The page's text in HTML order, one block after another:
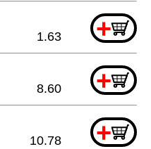
+
1.63
+
8.60
+
10.78